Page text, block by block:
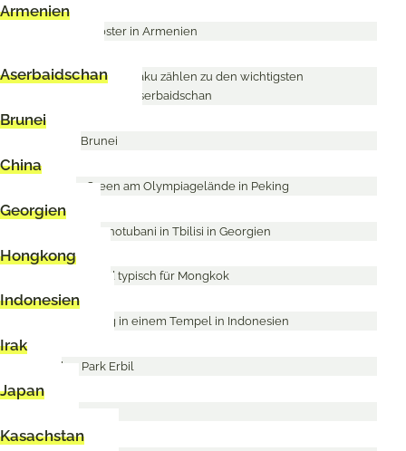
Armenien
Aserbaidschan
Brunei
China
Georgien
Hongkong
Indonesien
Irak
Japan
Kasachstan